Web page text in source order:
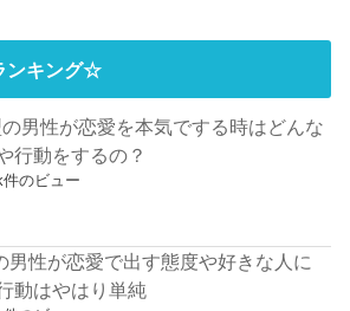
ンキング☆
男性が恋愛を本気でする時はどんな
行動をするの？
のビュー
男性が恋愛で出す態度や好きな人に
動はやはり単純